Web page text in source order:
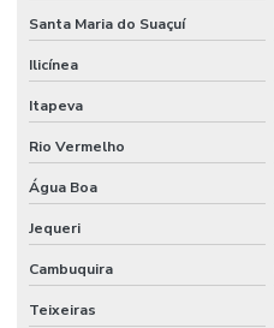
Santa Maria do Suaçuí
Ilicínea
Itapeva
Rio Vermelho
Água Boa
Jequeri
Cambuquira
Teixeiras